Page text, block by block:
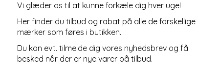
Vi glæder os til at kunne forkæle dig hver uge!
Her finder du tilbud og rabat på alle de forskellige
mærker som føres i butikken.
Du kan evt. tilmelde dig vores nyhedsbrev og få
besked når der er nye varer på tilbud.